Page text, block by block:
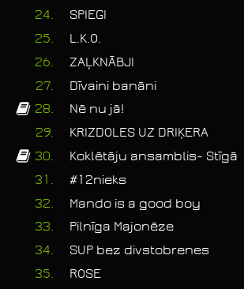
24.
SPIEGI
25.
L.K.O.
26.
ZAĻKNĀBJI
27.
Dīvaini banāni
28.
Nē nu jā!
29.
KRIZDOLES UZ DRIĶERA
30.
Koklētāju ansamblis- Stīgā
31.
#12nieks
32.
Mando is a good boy
33.
Pilnīga Majonēze
34.
SUP bez divstobrenes
35.
ROSE